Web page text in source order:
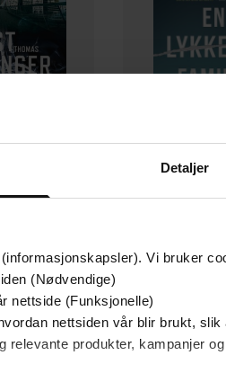
Detaljer
Vi bruker
(Nødvendige)
nettside (Funksjonelle)
nettsiden vår blir brukt,
relevante produkter, kampanjer
Horst
En